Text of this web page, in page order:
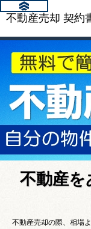
不動産売却 契約
不動産を
不動産売却の際、相場